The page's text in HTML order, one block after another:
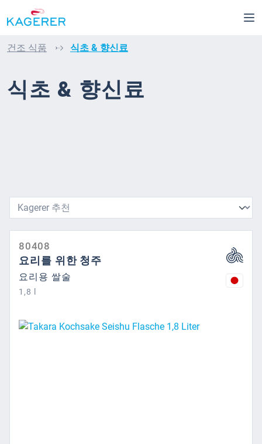
메인 콘텐츠로 건너뛰기
건조 식품 식초 & 향신료
식초 & 향신료
80408
요리를 위한 청주
요리용 쌀술
1,8 l